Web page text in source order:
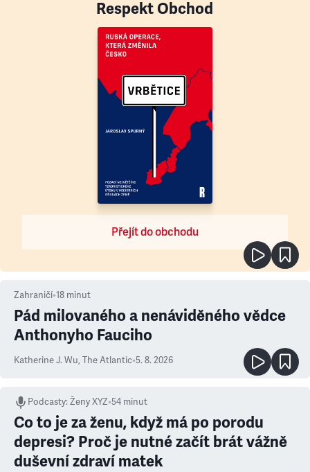
Respekt Obchod
Přejít do obchodu
Zahraničí•18 minut
Pád milovaného a nenáviděného vědce
Anthonyho Fauciho
Katherine J. Wu, The Atlantic•5. 8. 2026
Podcasty:Ženy XYZ•54 minut
Co to je za ženu, když má po porodu
depresi? Proč je nutné začít brát vážně
duševní zdraví matek